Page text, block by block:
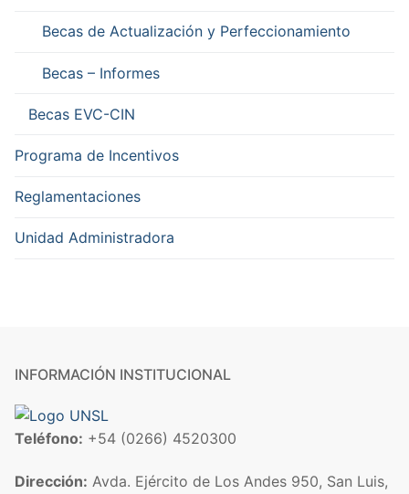
Becas de Actualización y Perfeccionamiento
Becas – Informes
Becas EVC-CIN
Programa de Incentivos
Reglamentaciones
Unidad Administradora
INFORMACIÓN INSTITUCIONAL
Teléfono: +54 (0266) 4520300
Dirección: Avda. Ejército de Los Andes 950, San Luis,